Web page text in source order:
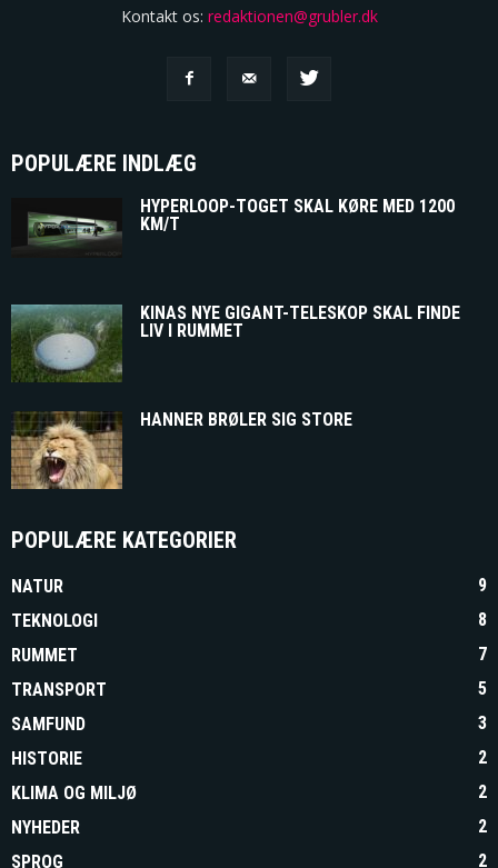
Kontakt os: redaktionen@grubler.dk
POPULÆRE INDLÆG
HYPERLOOP-TOGET SKAL KØRE MED 1200
KM/T
KINAS NYE GIGANT-TELESKOP SKAL FINDE
LIV I RUMMET
HANNER BRØLER SIG STORE
POPULÆRE KATEGORIER
NATUR
9
TEKNOLOGI
8
RUMMET
7
TRANSPORT
5
SAMFUND
3
HISTORIE
2
KLIMA OG MILJØ
2
NYHEDER
2
SPROG
2